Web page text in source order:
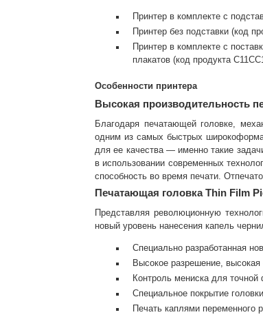
Принтер в комплекте с
Принтер без подставки (код
Принтер в комплекте с
плакатов (код продукта
Особенности принтера
Высокая производительность
Благодаря печатающей головке,
одним из самых быстрых
для ее качества — именно такие
в использовании современных
способность во время печати.
Печатающая головка Thin Film
Представляя революционную
новый уровень нанесения капель
Специально разработанная
Высокое разрешение,
Контроль мениска для
Специальное покрытие
Печать каплями переменного